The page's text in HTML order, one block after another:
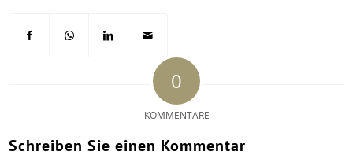
0
KOMMENTARE
Schreiben Sie einen Kommentar